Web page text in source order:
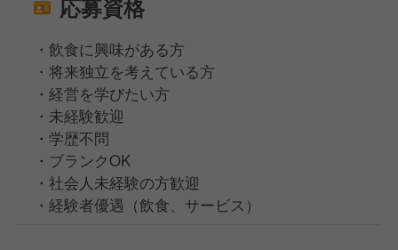
応募資格
・飲食に興味がある方
・将来独立を考えている方
・経営を学びたい方
・未経験歓迎
・学歴不問
・ブランクOK
・社会人未経験の方歓迎
・経験者優遇（飲食、サービス）